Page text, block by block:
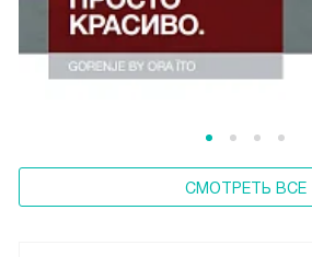
СМОТРЕТЬ ВСЕ